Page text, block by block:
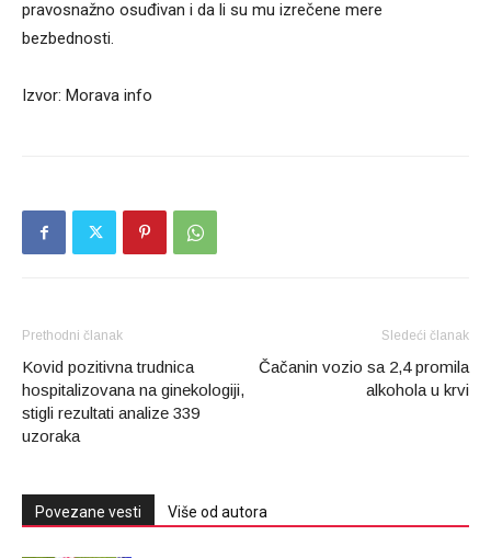
pravosnažno osuđivan i da li su mu izrečene mere
bezbednosti.
Izvor: Morava info
Prethodni članak
Kovid pozitivna trudnica
hospitalizovana na ginekologiji,
stigli rezultati analize 339
uzoraka
Sledeći članak
Čačanin vozio sa 2,4 promila
alkohola u krvi
Povezane vesti Više od autora